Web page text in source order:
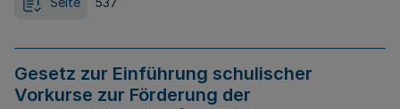
Gesetz zur Einführung schulischer
Vorkurse zur Förderung der